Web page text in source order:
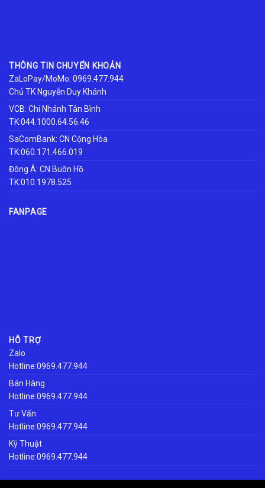
THÔNG TIN CHUYỂN KHOẢN
ZaLoPay/MoMo: 0969.477.944
Chủ TK Nguyễn Duy Khánh
VCB: Chi Nhánh Tân Bình
TK:044.1000.64.56.46
SaComBank: CN Cộng Hòa
TK:060.171.466.019
Đông Á: CN Buôn Hồ
TK:010.1978.525
FANPAGE
HỖ TRỢ
Zalo
Hotline:0969.477.944
Bán Hàng
Hotline:0969.477.944
Tư Vấn
Hotline:0969.477.944
Kỹ Thuật
Hotline:0969.477.944